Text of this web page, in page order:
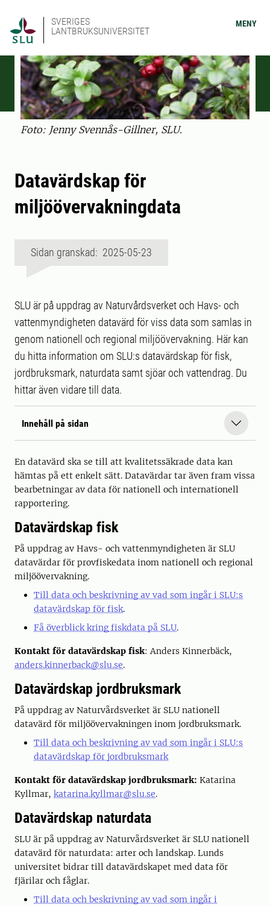
SVERIGES
LANTBRUKSUNIVERSITET
MENY
Foto: Jenny Svennås-Gillner, SLU.
Datavärdskap för
miljöövervakningdata
Sidan granskad: 2025-05-23
SLU är på uppdrag av Naturvårdsverket och Havs- och
vattenmyndigheten datavärd för viss data som samlas in
genom nationell och regional miljöövervakning. Här kan
du hitta information om SLU:s datavärdskap för fisk,
jordbruksmark, naturdata samt sjöar och vattendrag. Du
hittar även vidare till data.
Innehåll på sidan
En datavärd ska se till att kvalitetssäkrade data kan
hämtas på ett enkelt sätt. Datavärdar tar även fram vissa
bearbetningar av data för nationell och internationell
rapportering.
Datavärdskap fisk
På uppdrag av Havs- och vattenmyndigheten är SLU
datavärdar för provfiskedata inom nationell och regional
miljöövervakning.
Till data och beskrivning av vad som ingår i SLU:s
datavärdskap för fisk.
Få överblick kring fiskdata på SLU.
Kontakt för datavärdskap fisk: Anders Kinnerbäck,
anders.kinnerback@slu.se.
Datavärdskap jordbruksmark
På uppdrag av Naturvårdsverket är SLU nationell
datavärd för miljöövervakningen inom jordbruksmark.
Till data och beskrivning av vad som ingår i SLU:s
datavärdskap för jordbruksmark
Kontakt för datavärdskap jordbruksmark: Katarina
Kyllmar, katarina.kyllmar@slu.se.
Datavärdskap naturdata
SLU är på uppdrag av Naturvårdsverket är SLU nationell
datavärd för naturdata: arter och landskap. Lunds
universitet bidrar till datavärdskapet med data för
fjärilar och fåglar.
Till data och beskrivning av vad som ingår i